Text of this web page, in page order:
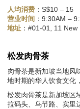
人均消费 ：S$10 – 15
营业时间 ：9:30AM –
地址 ：#01-01, 11
松发肉骨茶
肉骨茶是新加坡当地风
地时期的华人饮食文化
松发肉骨茶是新加坡区
拉码头、乌节路、实里